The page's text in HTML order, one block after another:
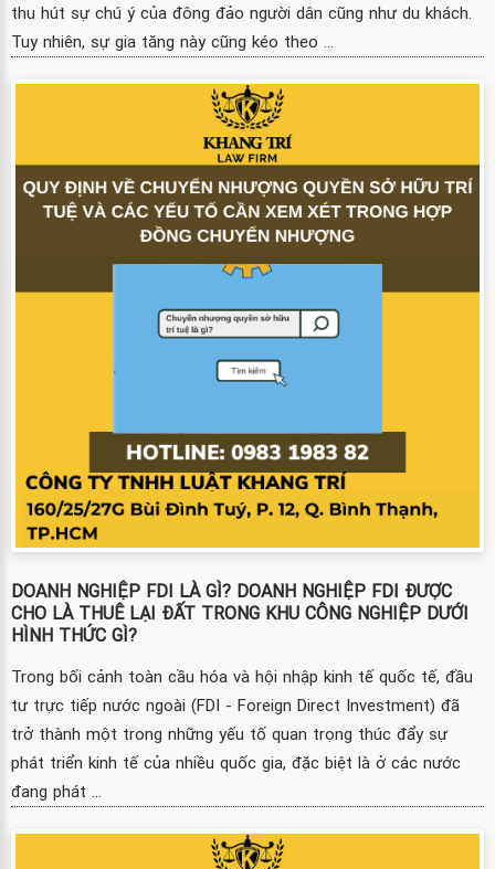
thu hút sự chú ý của đông đảo người dân cũng như du khách.
Tuy nhiên, sự gia tăng này cũng kéo theo ...
DOANH NGHIỆP FDI LÀ GÌ? DOANH NGHIỆP FDI ĐƯỢC
CHO LÀ THUÊ LẠI ĐẤT TRONG KHU CÔNG NGHIỆP DƯỚI
HÌNH THỨC GÌ?
Trong bối cảnh toàn cầu hóa và hội nhập kinh tế quốc tế, đầu
tư trực tiếp nước ngoài (FDI - Foreign Direct Investment) đã
trở thành một trong những yếu tố quan trọng thúc đẩy sự
phát triển kinh tế của nhiều quốc gia, đặc biệt là ở các nước
đang phát ...